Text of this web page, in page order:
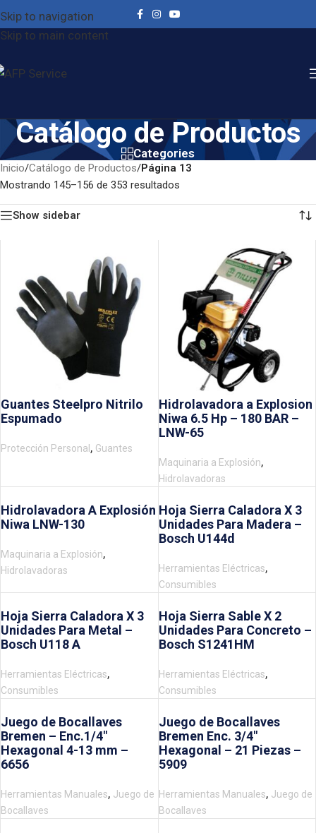
Skip to navigation
Skip to main content
Catálogo de Productos
Categories
Inicio/Catálogo de Productos/Página 13
Mostrando 145–156 de 353 resultados
Show sidebar
Guantes Steelpro Nitrilo
Espumado
Protección Personal, Guantes
Hidrolavadora a Explosion
Niwa 6.5 Hp – 180 BAR –
LNW-65
Maquinaria a Explosión,
Hidrolavadoras
Hidrolavadora A Explosión
Niwa LNW-130
Maquinaria a Explosión,
Hidrolavadoras
Hoja Sierra Caladora X 3
Unidades Para Madera –
Bosch U144d
Herramientas Eléctricas,
Consumibles
Hoja Sierra Caladora X 3
Unidades Para Metal –
Bosch U118 A
Herramientas Eléctricas,
Consumibles
Hoja Sierra Sable X 2
Unidades Para Concreto –
Bosch S1241HM
Herramientas Eléctricas,
Consumibles
Juego de Bocallaves
Bremen – Enc.1/4″
Hexagonal 4-13 mm –
6656
Herramientas Manuales, Juego de
Bocallaves
Juego de Bocallaves
Bremen Enc. 3/4″
Hexagonal – 21 Piezas –
5909
Herramientas Manuales, Juego de
Bocallaves